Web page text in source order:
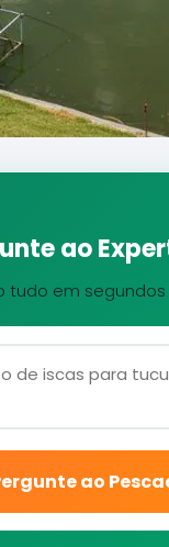
ao
tudo em segundos
ao